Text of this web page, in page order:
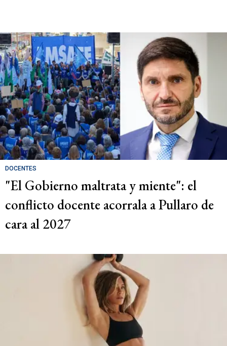
DOCENTES
"El Gobierno maltrata y miente": el
conflicto docente acorrala a Pullaro de
cara al 2027